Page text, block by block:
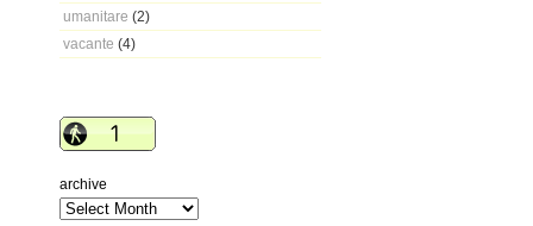
umanitare (2)
vacante (4)
archive